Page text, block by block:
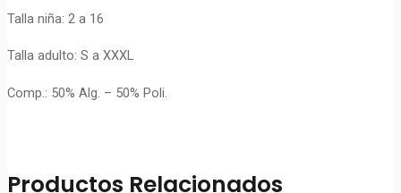
Talla niña: 2 a 16
Talla adulto: S a XXXL
Comp.: 50% Alg. – 50% Poli.
Productos Relacionados